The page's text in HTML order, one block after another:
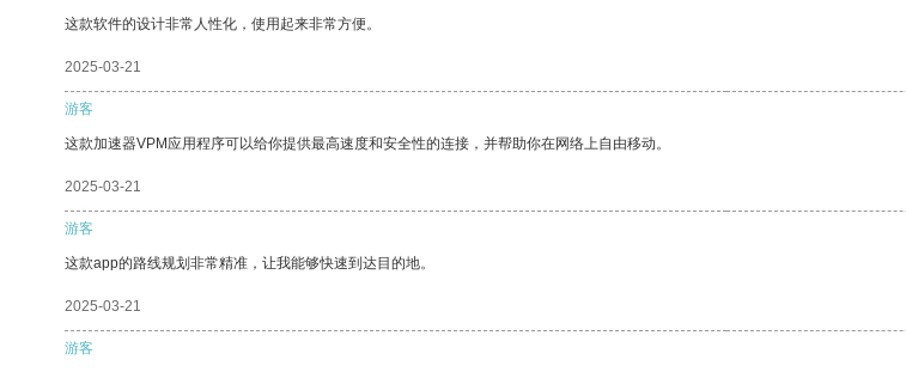
这款软件的设计非常人性化，使用起来非常方便。
2025-03-21
游客
这款加速器VPM应用程序可以给你提供最高速度和安全性的连接，并帮助你在网络上自由移动。
2025-03-21
游客
这款app的路线规划非常精准，让我能够快速到达目的地。
2025-03-21
游客